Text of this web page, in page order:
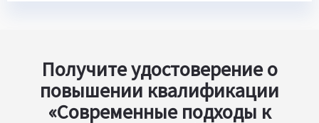
Получите удостоверение о
повышении квалификации
«Современные подходы к